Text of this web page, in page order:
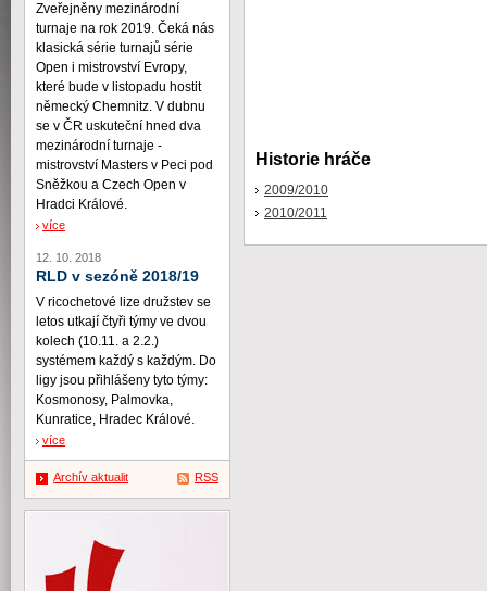
Historie hráče
2009/2010
2010/2011
Zveřejněny mezinárodní
turnaje na rok 2019. Čeká nás
klasická série turnajů série
Open i mistrovství Evropy,
které bude v listopadu hostit
německý Chemnitz. V dubnu
se v ČR uskuteční hned dva
mezinárodní turnaje -
mistrovství Masters v Peci pod
Sněžkou a Czech Open v
Hradci Králové.
více
12. 10. 2018
RLD v sezóně 2018/19
V ricochetové lize družstev se
letos utkají čtyři týmy ve dvou
kolech (10.11. a 2.2.)
systémem každý s každým. Do
ligy jsou přihlášeny tyto týmy:
Kosmonosy, Palmovka,
Kunratice, Hradec Králové.
více
Archív aktualit RSS